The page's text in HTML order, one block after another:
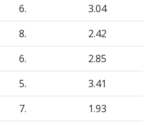
6. 3.04
8. 2.42
6. 2.85
5. 3.41
7. 1.93